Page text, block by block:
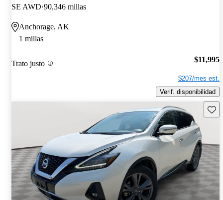
SE AWD 90,346 millas
Anchorage, AK
1 millas
Trato justo $11,995
$207/mes est.
Verif. disponibilidad